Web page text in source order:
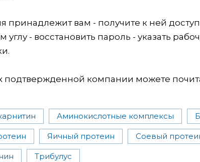
принадлежит вам - получите к ней
углу - восстановить пароль - указать
подтвержденной компании можете
Аминокислотные комплексы
Яичный протеин Соевый
Трибулус